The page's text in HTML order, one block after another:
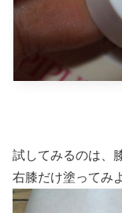
試してみるのは、
右膝だけ塗ってみ